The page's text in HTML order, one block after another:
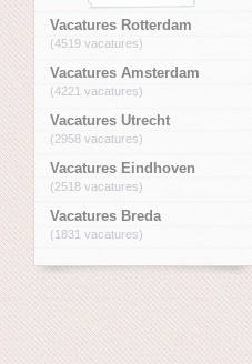
Vacatures Rotterdam
(4519 vacatures)
Vacatures Amsterdam
(4221 vacatures)
Vacatures Utrecht
(2958 vacatures)
Vacatures Eindhoven
(2518 vacatures)
Vacatures Breda
(1831 vacatures)